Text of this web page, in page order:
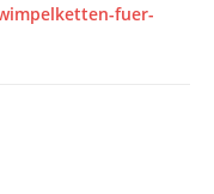
fuer-